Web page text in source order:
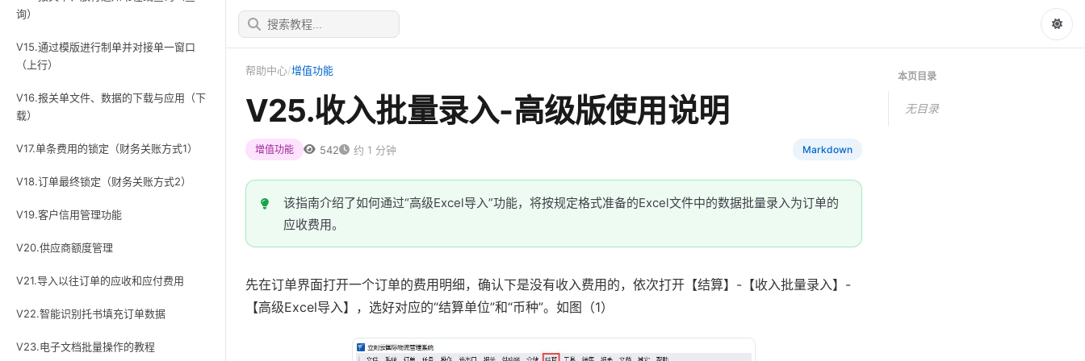
询）
V15.通过模版进行制单并对接单一窗口
（上行）
V16.报关单文件、数据的下载与应用（下
载）
V17.单条费用的锁定（财务关账方式1）
V18.订单最终锁定（财务关账方式2）
V19.客户信用管理功能
V20.供应商额度管理
V21.导入以往订单的应收和应付费用
V22.智能识别托书填充订单数据
V23.电子文档批量操作的教程
帮助中心/增值功能
V25.收入批量录入-高级版使用说明
增值功能 542 约 1 分钟 Markdown
该指南介绍了如何通过“高级Excel导入”功能，将按规定格式准备的Excel文件中的数据批量录入为订单的
应收费用。
先在订单界面打开一个订单的费用明细，确认下是没有收入费用的，依次打开【结算】-【收入批量录入】-
【高级Excel导入】，选好对应的“结算单位”和“币种”。如图（1）
本页目录
无目录